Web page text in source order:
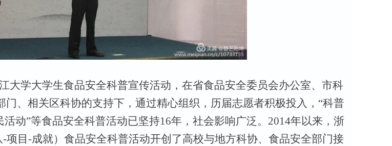
大学大学生食品安全科普宣传活动，在省食品安全委员会办公室、市科
门、相关区科协的支持下，通过精心组织，历届志愿者积极投入， “科普
活动”等食品安全科普活动已坚持16年，社会影响广泛。2014年以来，浙
-项目-成就）食品安全科普活动开创了高校与地方科协、食品安全部门接